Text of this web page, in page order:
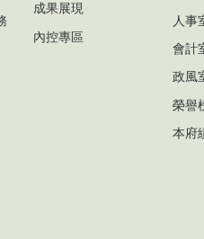
成果展現
內控專區
人事
會計
政風
榮譽
本府